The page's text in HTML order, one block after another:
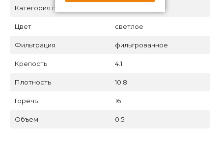
Категория пива
Цвет светлое
Фильтрация фильтрованное
Крепость 4.1
Плотность 10.8
Горечь 16
Объем 0.5